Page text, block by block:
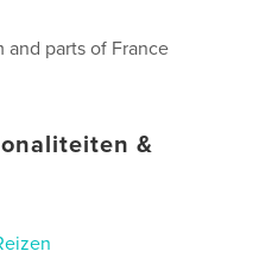
and parts of France
&